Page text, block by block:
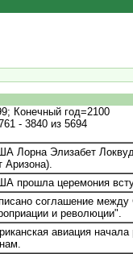
Конечный год=2100
- 3840 из 5694
Лорна Элизабет
Аризона).
прошла церемония
соглашение между
и революции".
авиация начала